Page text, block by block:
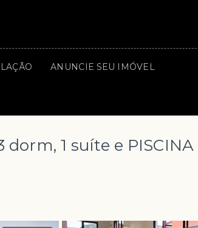
ANUNCIE SEU IMÓVEL
1 suíte e PISCINA